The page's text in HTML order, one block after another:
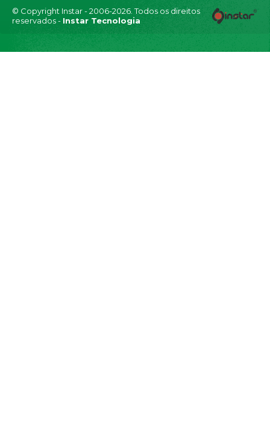
© Copyright Instar - 2006-2026. Todos os direitos
reservados - Instar Tecnologia